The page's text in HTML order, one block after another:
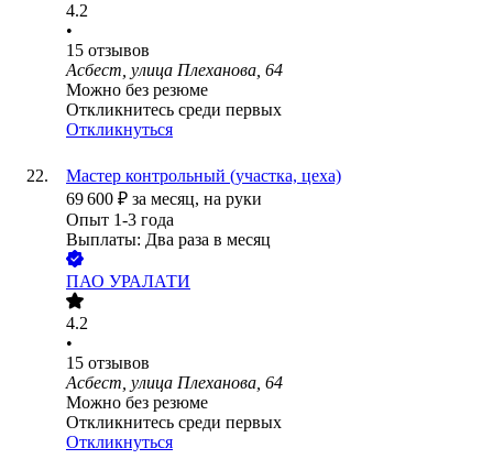
4.2
•
15 отзывов
Асбест, улица Плеханова, 64
Можно без резюме
Откликнитесь среди первых
Откликнуться
Мастер контрольный (участка, цеха)
69 600 ₽ за месяц, на руки
Опыт 1-3 года
Выплаты: Два раза в месяц
ПАО УРАЛАТИ
4.2
•
15 отзывов
Асбест, улица Плеханова, 64
Можно без резюме
Откликнитесь среди первых
Откликнуться